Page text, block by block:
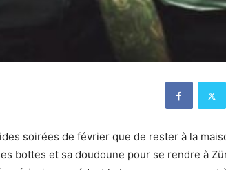
soirées de février que de rester à la
bottes et sa doudoune pour se rendre à